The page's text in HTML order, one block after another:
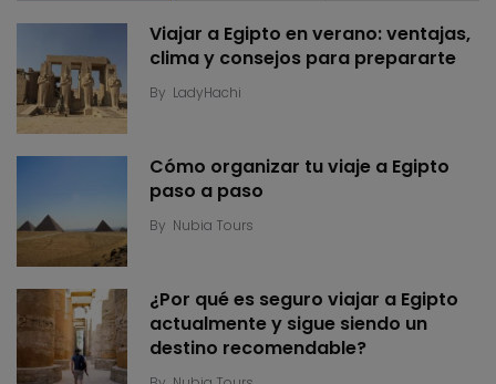
Viajar a Egipto en verano: ventajas,
clima y consejos para prepararte
By LadyHachi
Cómo organizar tu viaje a Egipto
paso a paso
By Nubia Tours
¿Por qué es seguro viajar a Egipto
actualmente y sigue siendo un
destino recomendable?